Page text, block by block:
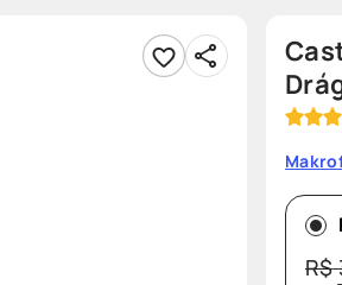
8º sabonete
protetor solar
R$